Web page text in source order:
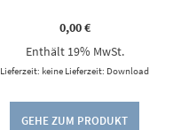
0,00€
Enthält 19% MwSt.
Lieferzeit: keine Lieferzeit: Download
GEHE ZUM PRODUKT